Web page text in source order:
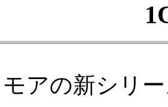
アの新シリ